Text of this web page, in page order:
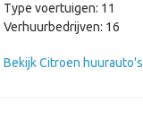
Type voertuigen: 11
Verhuurbedrijven: 16
Bekijk Citroen huurauto's